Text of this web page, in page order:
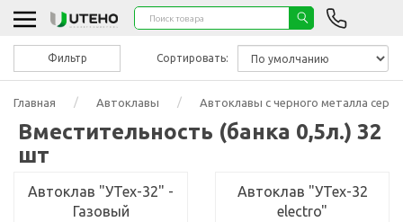
Главная Автоклавы Автоклавы с черного металла
Вместительность (банка 0,5л.) 32
шт
Фильтр Сортировать:
Автоклав "УТех-32" -
Газовый
Автоклав "УТех-32
electro"